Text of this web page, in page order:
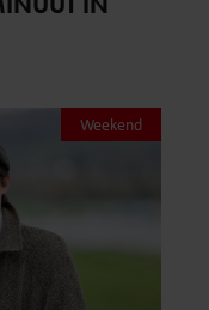
Weekend